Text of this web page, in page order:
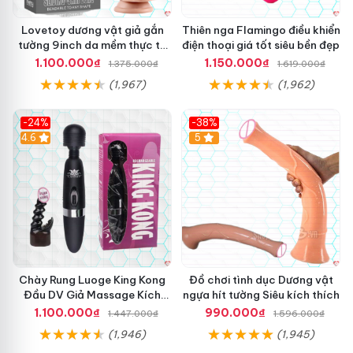
m
k
i
a
c
h
i
n
e
W
r
e
D
Máy thủ dâm cho nữ rung thụt sưởi ấm Wanle Ares sử dụng
Lovetoy dương vật giả gắn
tường 9inch da mềm thực tế
thú vị
1.100.000₫ 1.375.000₫
(1,967)
Thiên nga Flamingo điều khiển
điện thoại giá tốt siêu bền đẹp
1.150.000₫
1.619.000₫
(1,962)
-24%
4.6
Chày Rung Luoge King Kong
Đầu DV Giả Massage Kích
Thích
1.100.000₫ 1.447.000₫
(1,946)
-38%
Hot
5
Đồ chơi tình dục Dương vật
ngựa hít tường Siêu kích thích
990.000₫
1.596.000₫
(1,945)